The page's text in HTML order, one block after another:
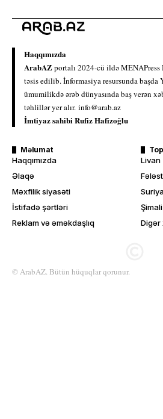
Haqqımızda
ArabAZportalı 2024-cü ildə
təsis edilib. İnformasiya resursunda başda
ümumilikdə ərəb dünyasında baş verən
təhlillər yer alır. info@arab.az
İmtiyaz sahibi Rufiz Hafizoğlu
Məlumat
Haqqımızda
Əlaqə
Məxfilik siyasəti
İstifadə şərtləri
Reklam və əməkdaşlıq
Livan
Digər
© ArabAZ. Bütün hüquqlar qorunur.